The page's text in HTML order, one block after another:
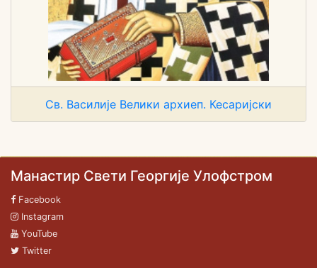
Св. Василије Велики архиеп. Кесаријски
Манастир Свети Георгије Улофстром
Facebook
Instagram
YouTube
Twitter